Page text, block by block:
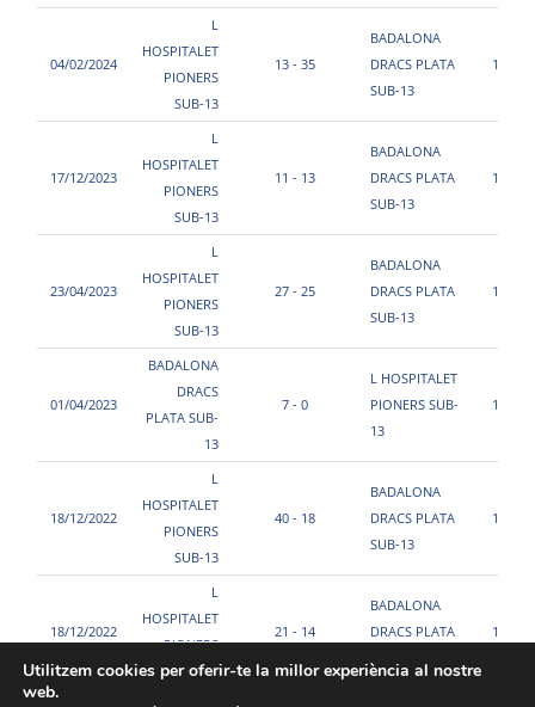
04/02/2024
L
HOSPITALET
PIONERS
SUB-13
13 - 35
BADALONA
DRACS PLATA
SUB-13
10:00
17/12/2023
L
HOSPITALET
PIONERS
SUB-13
11 - 13
BADALONA
DRACS PLATA
SUB-13
11:40
23/04/2023
L
HOSPITALET
PIONERS
SUB-13
27 - 25
BADALONA
DRACS PLATA
SUB-13
12:45
01/04/2023
BADALONA
DRACS
PLATA SUB-
13
7 - 0
L HOSPITALET
PIONERS SUB-
13
11:40
18/12/2022
L
HOSPITALET
PIONERS
SUB-13
40 - 18
BADALONA
DRACS PLATA
SUB-13
11:00
18/12/2022
L
HOSPITALET
PIONERS
SUB-13
21 - 14
BADALONA
DRACS PLATA
10:00
Utilitzem cookies per oferir-te la millor experiència al nostre
web.